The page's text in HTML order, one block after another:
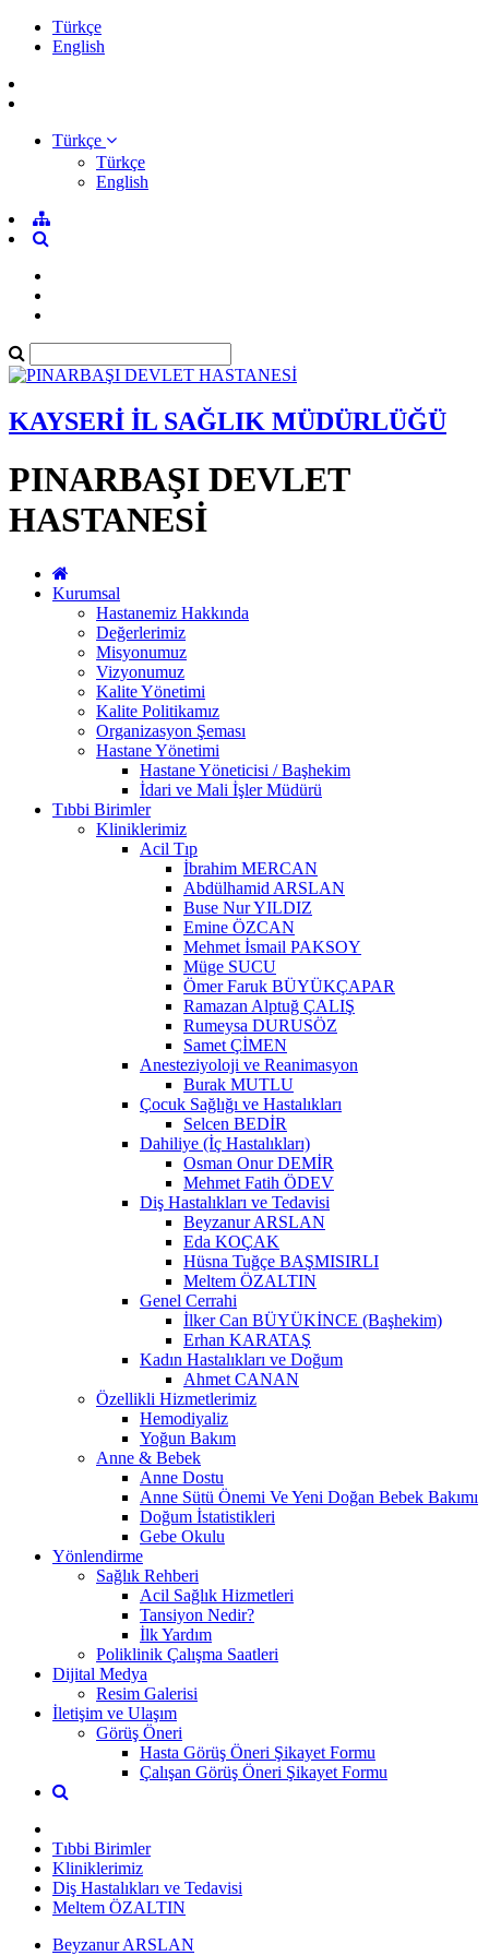
Türkçe
English
Türkçe
Türkçe
English
KAYSERİ İL SAĞLIK MÜDÜRLÜĞÜ
PINARBAŞI DEVLET
HASTANESİ
Kurumsal
Hastanemiz Hakkında
Değerlerimiz
Misyonumuz
Vizyonumuz
Kalite Yönetimi
Kalite Politikamız
Organizasyon Şeması
Hastane Yönetimi
Hastane Yöneticisi / Başhekim
İdari ve Mali İşler Müdürü
Tıbbi Birimler
Kliniklerimiz
Acil Tıp
İbrahim MERCAN
Abdülhamid ARSLAN
Buse Nur YILDIZ
Emine ÖZCAN
Mehmet İsmail PAKSOY
Müge SUCU
Ömer Faruk BÜYÜKÇAPAR
Ramazan Alptuğ ÇALIŞ
Rumeysa DURUSÖZ
Samet ÇİMEN
Anesteziyoloji ve Reanimasyon
Burak MUTLU
Çocuk Sağlığı ve Hastalıkları
Selcen BEDİR
Dahiliye (İç Hastalıkları)
Osman Onur DEMİR
Mehmet Fatih ÖDEV
Diş Hastalıkları ve Tedavisi
Beyzanur ARSLAN
Eda KOÇAK
Hüsna Tuğçe BAŞMISIRLI
Meltem ÖZALTIN
Genel Cerrahi
İlker Can BÜYÜKİNCE (Başhekim)
Erhan KARATAŞ
Kadın Hastalıkları ve Doğum
Ahmet CANAN
Özellikli Hizmetlerimiz
Hemodiyaliz
Yoğun Bakım
Anne & Bebek
Anne Dostu
Anne Sütü Önemi Ve Yeni Doğan Bebek Bakımı
Doğum İstatistikleri
Gebe Okulu
Yönlendirme
Sağlık Rehberi
Acil Sağlık Hizmetleri
Tansiyon Nedir?
İlk Yardım
Poliklinik Çalışma Saatleri
Dijital Medya
Resim Galerisi
İletişim ve Ulaşım
Görüş Öneri
Hasta Görüş Öneri Şikayet Formu
Çalışan Görüş Öneri Şikayet Formu
Tıbbi Birimler
Kliniklerimiz
Diş Hastalıkları ve Tedavisi
Meltem ÖZALTIN
Beyzanur ARSLAN